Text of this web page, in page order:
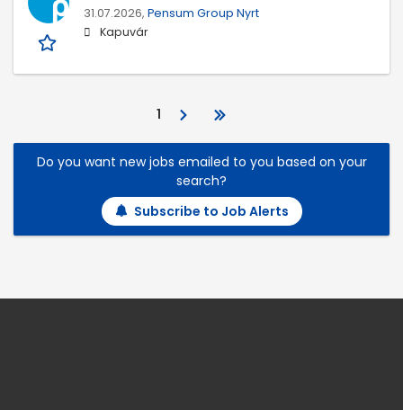
31.07.2026, Pensum Group Nyrt
Kapuvár
1
Do you want new jobs emailed to you based on your
search?
Subscribe to Job Alerts